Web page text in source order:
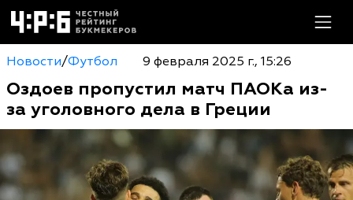
Новости/Футбол 9 февраля 2025 г., 15:26
Оздоев пропустил матч ПАОКа из-
за уголовного дела в Греции